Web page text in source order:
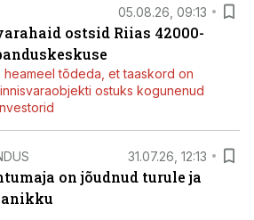
05.08.26, 09:13
ostsid Riias 42000-
heameel tõdeda, et taaskord on
ostuks kogunenud
31.07.26, 12:13
on jõudnud turule ja